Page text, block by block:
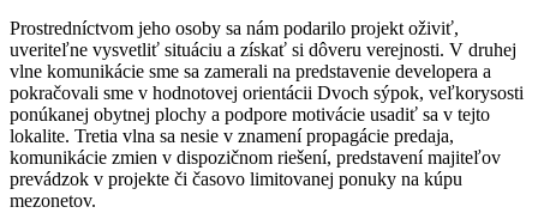
Prostredníctvom jeho osoby sa nám podarilo projekt oživiť,
uveriteľne vysvetliť situáciu a získať si dôveru verejnosti. V druhej
vlne komunikácie sme sa zamerali na predstavenie developera a
pokračovali sme v hodnotovej orientácii Dvoch sýpok, veľkorysosti
ponúkanej obytnej plochy a podpore motivácie usadiť sa v tejto
lokalite. Tretia vlna sa nesie v znamení propagácie predaja,
komunikácie zmien v dispozičnom riešení, predstavení majiteľov
prevádzok v projekte či časovo limitovanej ponuky na kúpu
mezonetov.